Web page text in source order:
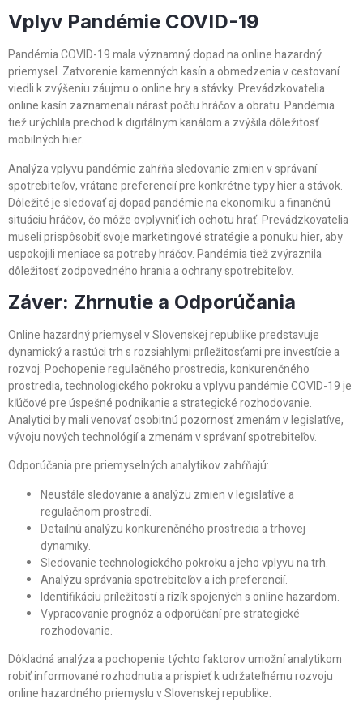
Vplyv Pandémie COVID-19
Pandémia COVID-19 mala významný dopad na online hazardný
priemysel. Zatvorenie kamenných kasín a obmedzenia v cestovaní
viedli k zvýšeniu záujmu o online hry a stávky. Prevádzkovatelia
online kasín zaznamenali nárast počtu hráčov a obratu. Pandémia
tiež urýchlila prechod k digitálnym kanálom a zvýšila dôležitosť
mobilných hier.
Analýza vplyvu pandémie zahŕňa sledovanie zmien v správaní
spotrebiteľov, vrátane preferencií pre konkrétne typy hier a stávok.
Dôležité je sledovať aj dopad pandémie na ekonomiku a finančnú
situáciu hráčov, čo môže ovplyvniť ich ochotu hrať. Prevádzkovatelia
museli prispôsobiť svoje marketingové stratégie a ponuku hier, aby
uspokojili meniace sa potreby hráčov. Pandémia tiež zvýraznila
dôležitosť zodpovedného hrania a ochrany spotrebiteľov.
Záver: Zhrnutie a Odporúčania
Online hazardný priemysel v Slovenskej republike predstavuje
dynamický a rastúci trh s rozsiahlymi príležitosťami pre investície a
rozvoj. Pochopenie regulačného prostredia, konkurenčného
prostredia, technologického pokroku a vplyvu pandémie COVID-19 je
kľúčové pre úspešné podnikanie a strategické rozhodovanie.
Analytici by mali venovať osobitnú pozornosť zmenám v legislatíve,
vývoju nových technológií a zmenám v správaní spotrebiteľov.
Odporúčania pre priemyselných analytikov zahŕňajú:
Neustále sledovanie a analýzu zmien v legislatíve a
regulačnom prostredí.
Detailnú analýzu konkurenčného prostredia a trhovej
dynamiky.
Sledovanie technologického pokroku a jeho vplyvu na trh.
Analýzu správania spotrebiteľov a ich preferencií.
Identifikáciu príležitostí a rizík spojených s online hazardom.
Vypracovanie prognóz a odporúčaní pre strategické
rozhodovanie.
Dôkladná analýza a pochopenie týchto faktorov umožní analytikom
robiť informované rozhodnutia a prispieť k udržateľnému rozvoju
online hazardného priemyslu v Slovenskej republike.